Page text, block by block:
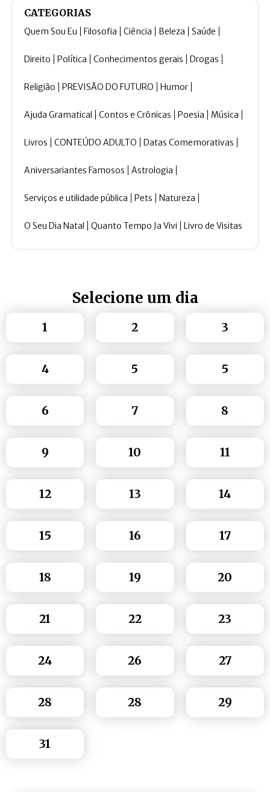
CATEGORIAS
Quem Sou Eu Filosofia Ciência Beleza Saúde
Direito Política Conhecimentos gerais Drogas
Religião PREVISÃO DO FUTURO Humor
Ajuda Gramatical Contos e Crônicas Poesia Música
Livros CONTEÚDO ADULTO Datas Comemorativas
Aniversariantes Famosos Astrologia
Serviços e utilidade pública Pets Natureza
O Seu Dia Natal Quanto Tempo Ja Vivi Livro de Visitas
Selecione um dia
1 2 3
4 5 5
6 7 8
9 10 11
12 13 14
15 16 17
18 19 20
21 22 23
24 26 27
28 28 29
31